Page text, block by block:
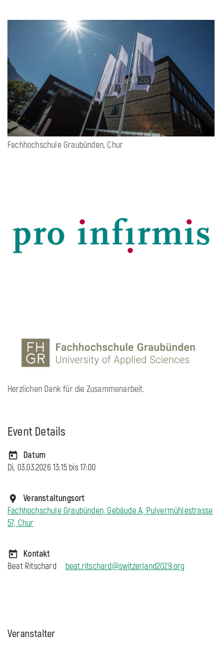
Fachhochschule Graubünden, Chur
Herzlichen Dank für die Zusammenarbeit.
Event Details
Datum
Di, 03.03.2026 13:15 bis17:00
Veranstaltungsort
Fachhochschule Graubünden, Gebäude A, Pulvermühlestrasse
57, Chur
Kontakt
Beat Ritschard
beat.ritschard@switzerland2029.org
Veranstalter